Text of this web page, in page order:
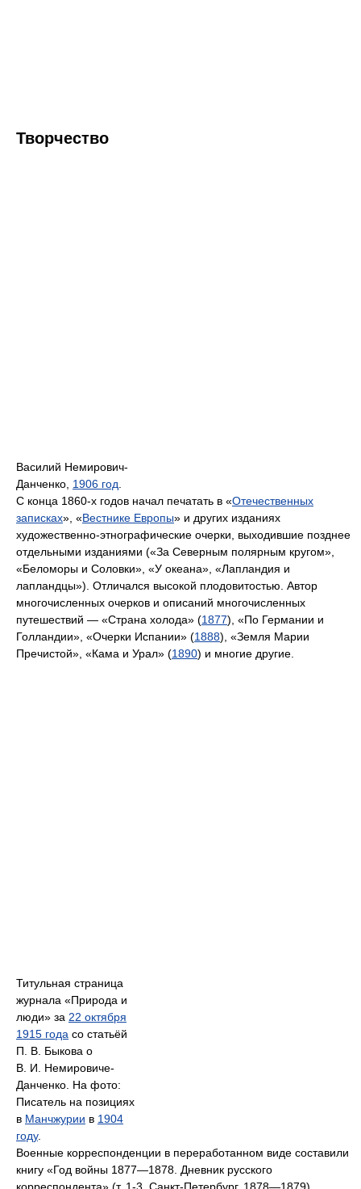
Творчество
Василий Немирович-
Данченко, 1906 год.
С конца 1860-х годов начал печатать в «Отечественных
записках», «Вестнике Европы» и других изданиях
художественно-этнографические очерки, выходившие позднее
отдельными изданиями («За Северным полярным кругом»,
«Беломоры и Соловки», «У океана», «Лапландия и
лапландцы»). Отличался высокой плодовитостью. Автор
многочисленных очерков и описаний многочисленных
путешествий — «Страна холода» (1877), «По Германии и
Голландии», «Очерки Испании» (1888), «Земля Марии
Пречистой», «Кама и Урал» (1890) и многие другие.
Титульная страница
журнала «Природа и
люди» за 22 октября
1915 года со статьёй
П. В. Быкова о
В. И. Немировиче-
Данченко. На фото:
Писатель на позициях
в Манчжурии в 1904
году.
Военные корреспонденции в переработанном виде составили
книгу «Год войны 1877—1878. Дневник русского